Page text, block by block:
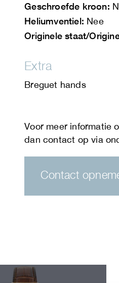
Geschroefde kroon:
Heliumventiel: Nee
Originele staat/
Extra
Breguet hands
Contact